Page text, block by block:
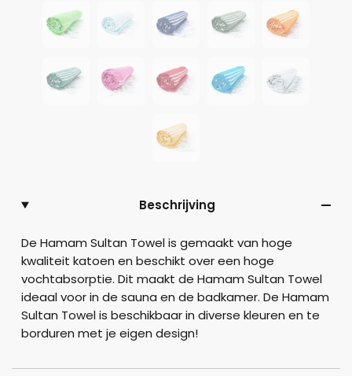
Beschrijving
De Hamam Sultan Towel is gemaakt van hoge
kwaliteit katoen en beschikt over een hoge
vochtabsorptie. Dit maakt de Hamam Sultan Towel
ideaal voor in de sauna en de badkamer. De Hamam
Sultan Towel is beschikbaar in diverse kleuren en te
borduren met je eigen design!